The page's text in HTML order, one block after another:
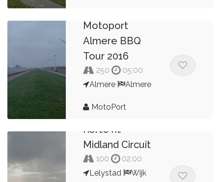
Motoport
Almere BBQ
Tour 2016
250
05:00
Almere
Almere
MotoPort
Korte rit
Midland Circuit
100
02:00
Lelystad
Wijk